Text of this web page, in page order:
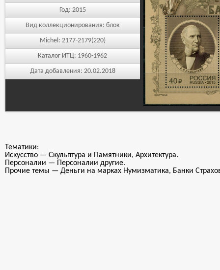
Год: 2015
Вид коллекционирования: блок
Michel: 2177-2179(220)
Каталог ИТЦ: 1960-1962
Дата добавления: 20.02.2018
Тематики:
Искусство — Скульптура и Памятники, Архитектура.
Персоналии — Персоналии другие.
Прочие темы — Деньги на марках Нумизматика, Банки